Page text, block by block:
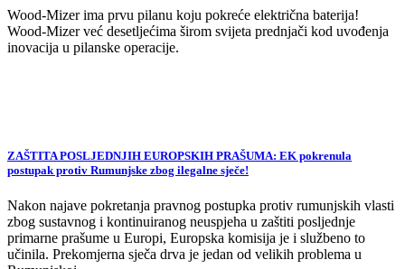
Wood-Mizer ima prvu pilanu koju pokreće električna baterija!
Wood-Mizer već desetljećima širom svijeta prednjači kod uvođenja
inovacija u pilanske operacije.
ZAŠTITA POSLJEDNJIH EUROPSKIH PRAŠUMA: EK pokrenula
postupak protiv Rumunjske zbog ilegalne sječe!
Nakon najave pokretanja pravnog postupka protiv rumunjskih vlasti
zbog sustavnog i kontinuiranog neuspjeha u zaštiti posljednje
primarne prašume u Europi, Europska komisija je i službeno to
učinila. Prekomjerna sječa drva je jedan od velikih problema u